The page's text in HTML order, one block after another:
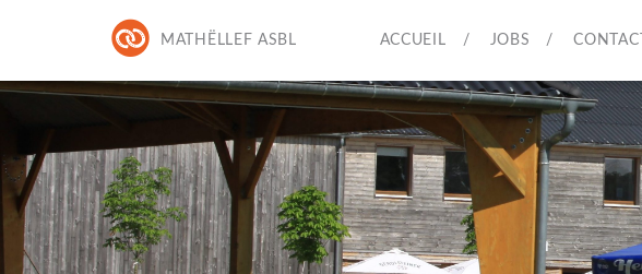
MATHËLLEF ASBL ACCUEIL JOBS CONTACT